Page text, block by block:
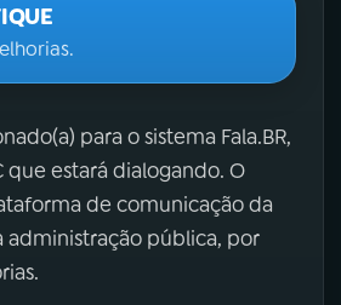
para o sistema Fala.BR,
que estará dialogando. O
de comunicação da
administração pública, por